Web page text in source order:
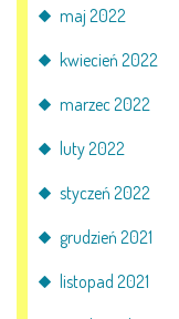
maj 2022
kwiecień 2022
marzec 2022
luty 2022
styczeń 2022
grudzień 2021
listopad 2021